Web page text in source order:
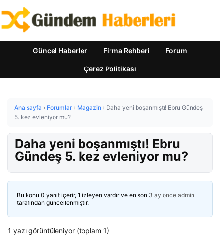
Güncel Haberler Firma Rehberi Forum
Çerez Politikası
Ana sayfa › Forumlar › Magazin › Daha yeni boşanmıştı! Ebru Gündeş
5. kez evleniyor mu?
Daha yeni boşanmıştı! Ebru
Gündeş 5. kez evleniyor mu?
Bu konu 0 yanıt içerir, 1 izleyen vardır ve en son 3 ay önce admin
tarafından güncellenmiştir.
1 yazı görüntüleniyor (toplam 1)